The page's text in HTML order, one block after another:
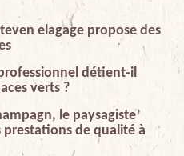
elagage propose des
détient-il
verts ?
le paysagiste
prestations de qualité à